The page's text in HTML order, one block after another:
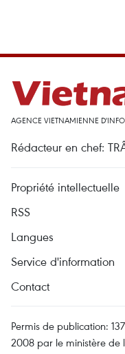
AGENCE VIETNAMIENNE
Rédacteur en chef:
Propriété intellectuelle
RSS
Langues
Service d'information
Contact
Permis de publication:
2008 par le ministère de